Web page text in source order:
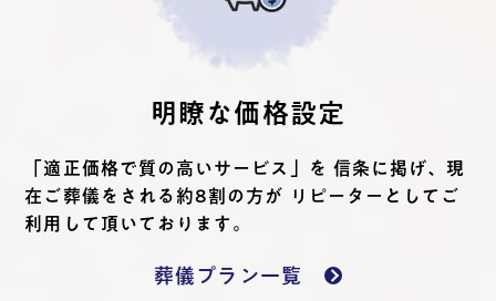
明瞭な価格設定
「適正価格で質の高いサービス」を 信条に掲げ、現
在ご葬儀をされる約8割の方が リピーターとしてご
利用して頂いております。
葬儀プラン一覧